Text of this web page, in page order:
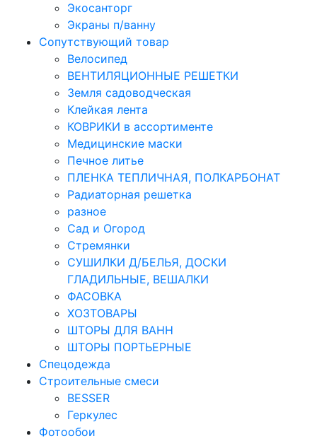
Экосанторг
Экраны п/ванну
Сопутствующий товар
Велосипед
ВЕНТИЛЯЦИОННЫЕ РЕШЕТКИ
Земля садоводческая
Клейкая лента
КОВРИКИ в ассортименте
Медицинские маски
Печное литье
ПЛЕНКА ТЕПЛИЧНАЯ, ПОЛКАРБОНАТ
Радиаторная решетка
разное
Сад и Огород
Стремянки
СУШИЛКИ Д/БЕЛЬЯ, ДОСКИ
ГЛАДИЛЬНЫЕ, ВЕШАЛКИ
ФАСОВКА
ХОЗТОВАРЫ
ШТОРЫ ДЛЯ ВАНН
ШТОРЫ ПОРТЬЕРНЫЕ
Спецодежда
Строительные смеси
BESSER
Геркулес
Фотообои